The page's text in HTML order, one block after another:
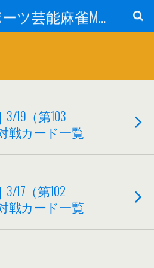
（駅伝スポーツ芸能麻雀Mリーグ）ニュース
19（第103
戦カード一覧
17（第102
戦カード一覧